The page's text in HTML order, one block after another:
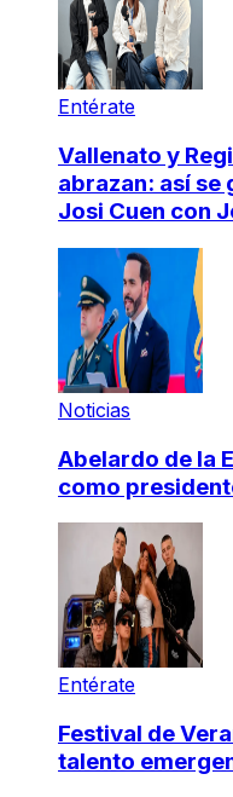
Entérate
Vallenato y
abrazan: así
Josi Cuen con
Noticias
Abelardo de la
como
Entérate
Festival de
talento